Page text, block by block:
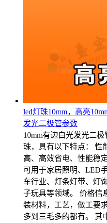
led灯珠10mm，高亮
发光二极管参数
10mm有边白光发光二
珠，具有以下特点： 性
高、高效省电、性能稳
可用于家居照明、LED
车行业、灯条灯带、灯
子玩具等领域。 价格信
装材料，工艺，做工要
多到三毛多的都有。 其